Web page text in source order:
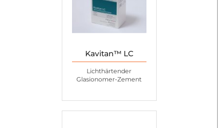
Kavitan™ LC
Lichthärtender
Glasionomer-Zement